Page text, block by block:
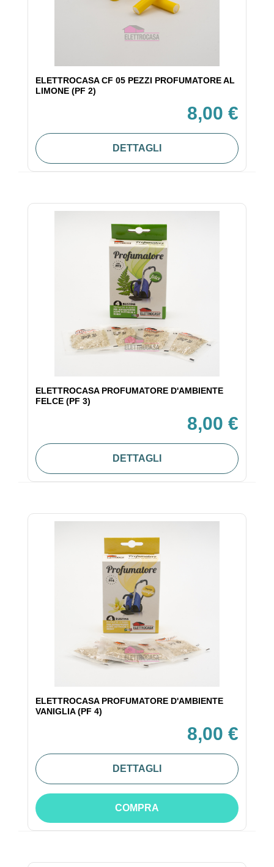
ELETTROCASA CF 05 PEZZI PROFUMATORE AL
LIMONE (PF 2)
8,00 €
DETTAGLI
ELETTROCASA PROFUMATORE D'AMBIENTE
FELCE (PF 3)
8,00 €
DETTAGLI
ELETTROCASA PROFUMATORE D'AMBIENTE
VANIGLIA (PF 4)
8,00 €
DETTAGLI
COMPRA